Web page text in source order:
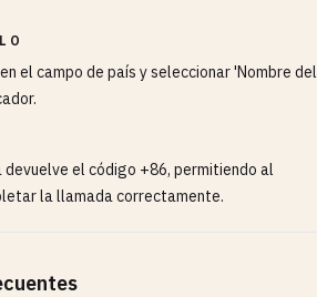
el campo de país y seleccionar 'Nombre del
devuelve el código +86, permitiendo al
la llamada correctamente.